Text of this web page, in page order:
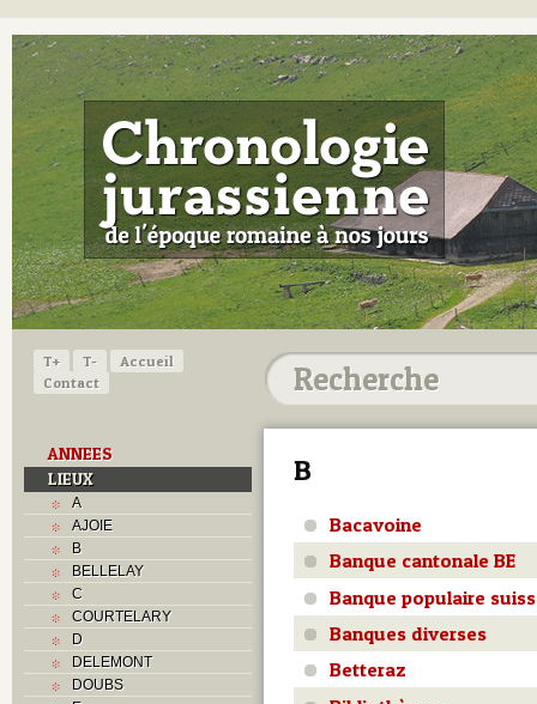
T+ T-
Accueil
Contact
ANNEES
LIEUX
A
AJOIE
B
BELLELAY
C
COURTELARY
D
DELEMONT
DOUBS
B
Bacavoine
Banque cantonale BE
Banque populaire
Banques diverses
Betteraz